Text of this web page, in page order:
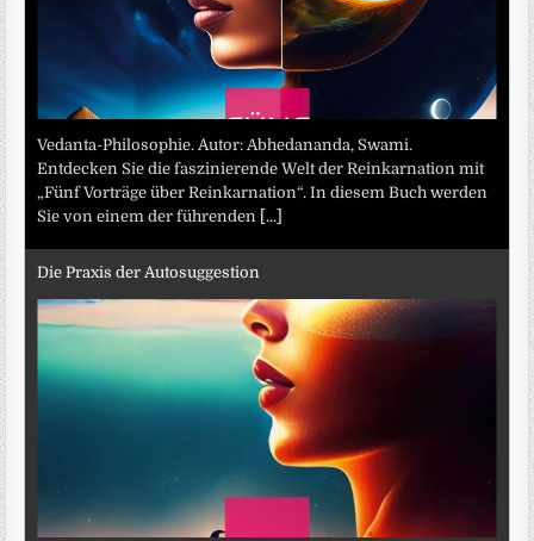
Vedanta-Philosophie. Autor: Abhedananda, Swami.
Entdecken Sie die faszinierende Welt der Reinkarnation mit
„Fünf Vorträge über Reinkarnation“. In diesem Buch werden
Sie von einem der führenden [...]
Die Praxis der Autosuggestion